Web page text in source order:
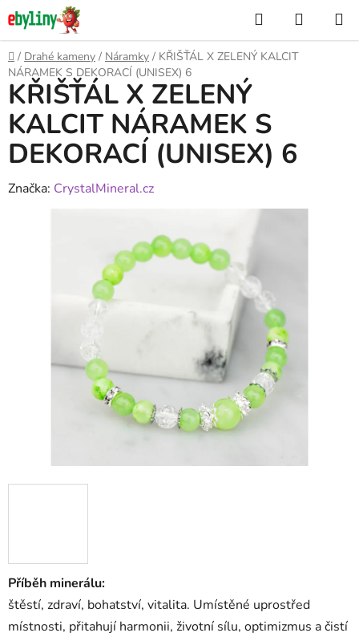
Přejít
na
obsah
Hledat
KOŠÍK
Domů
/ Drahé kameny / Náramky / KŘIŠŤÁL X ZELENÝ KALCIT
NÁRAMEK S DEKORACÍ (UNISEX) 6
Příběh minerálu:
štěstí, zdraví, bohatství, vitalita. Umístěné uprostřed
místnosti, přitahují harmonii, životní sílu, optimizmus a čistí
KŘIŠŤÁL X ZELENÝ
KALCIT NÁRAMEK S
DEKORACÍ (UNISEX) 6
Značka: CrystalMineral.cz